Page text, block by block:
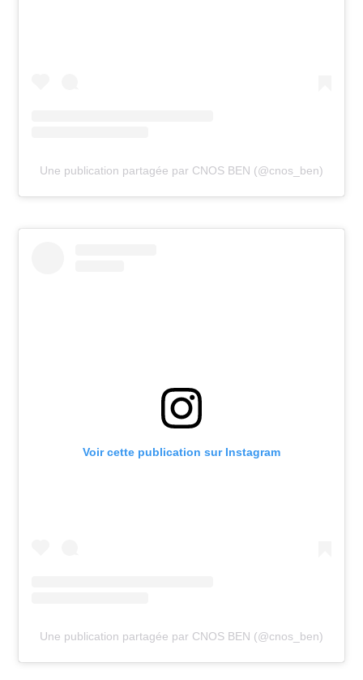
Une publication partagée par CNOS BEN (@cnos_ben)
Voir cette publication sur Instagram
Une publication partagée par CNOS BEN (@cnos_ben)